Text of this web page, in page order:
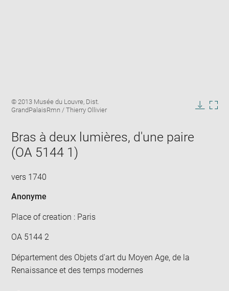
window
Image
caption:
© 2013 Musée du Louvre, Dist.
GrandPalaisRmn / Thierry Ollivier
Bras à deux lumières, d'une paire
(OA 5144 1)
vers 1740
Anonyme
Place of creation : Paris
OA 5144 2
Département des Objets d'art du Moyen Age, de la
Renaissance et des temps modernes